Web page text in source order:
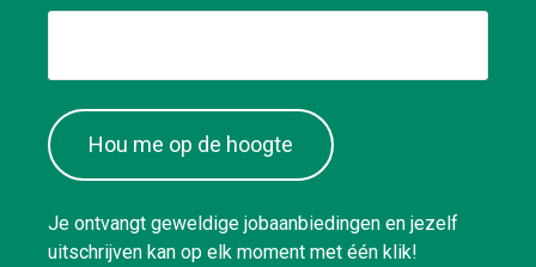
Hou me op de hoogte
Je ontvangt geweldige jobaanbiedingen en jezelf
uitschrijven kan op elk moment met één klik!